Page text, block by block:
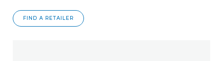
FIND A RETAILER